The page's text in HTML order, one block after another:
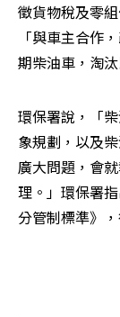
徵貨物稅及零
「與車主合作
期柴油車，淘汰
環保署說，「
象規劃，以及
廣大問題，會
理。」環保署
分管制標準》